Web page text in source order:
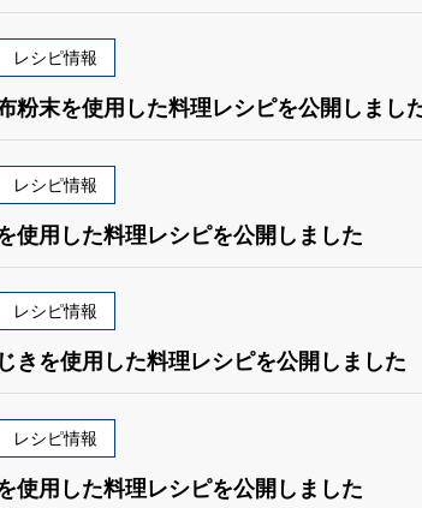
レシピ情報
粉末を使用した料理レシピを公開しまし
レシピ情報
使用した料理レシピを公開しました
レシピ情報
きを使用した料理レシピを公開しました
レシピ情報
使用した料理レシピを公開しました